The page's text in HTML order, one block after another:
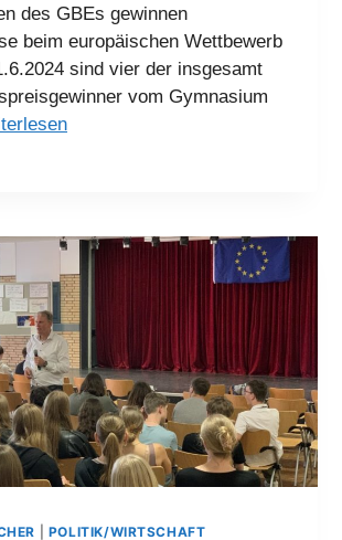
des GBEs gewinnen
beim europäischen Wettbewerb
sind vier der insgesamt
vom Gymnasium
POLITIK/WIRTSCHAFT